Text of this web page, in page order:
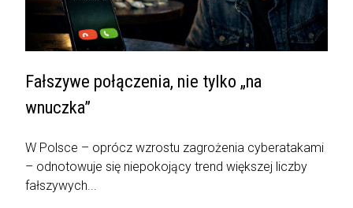
Fałszywe połączenia, nie tylko „na
wnuczka”
W Polsce – oprócz wzrostu zagrożenia cyberatakami
– odnotowuje się niepokojący trend większej liczby
fałszywych...